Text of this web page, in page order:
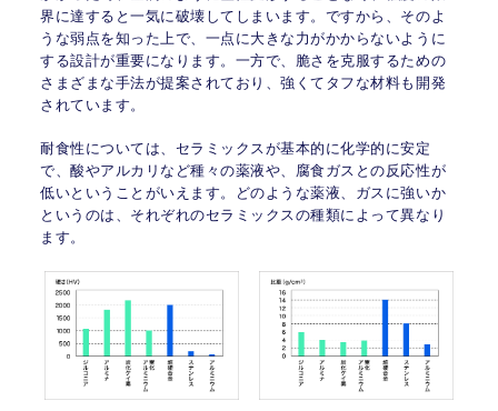
界に達すると一気に破壊してしまいます。ですから、そのよ
うな弱点を知った上で、一点に大きな力がかからないように
する設計が重要になります。一方で、脆さを克服するための
さまざまな手法が提案されており、強くてタフな材料も開発
されています。
耐食性については、セラミックスが基本的に化学的に安定
で、酸やアルカリなど種々の薬液や、腐食ガスとの反応性が
低いということがいえます。どのような薬液、ガスに強いか
というのは、それぞれのセラミックスの種類によって異なり
ます。